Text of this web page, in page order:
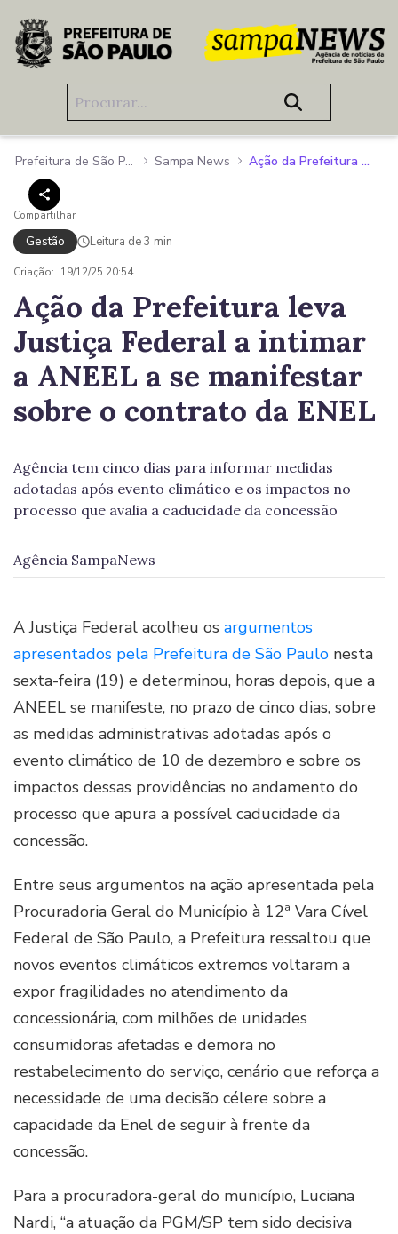
Pular para o Conteúdo principal
Prefeitura de São Paulo Sampa News Ação da Prefeitura leva Justiça Federal a intimar a ANEEL a se manifestar sobre o contrato da ENEL
Compartilhar
Gestão Leitura de 3 min
Criação: 19/12/25 20:54
Ação da Prefeitura leva
Justiça Federal a intimar
a ANEEL a se manifestar
sobre o contrato da ENEL
Agência tem cinco dias para informar medidas
adotadas após evento climático e os impactos no
processo que avalia a caducidade da concessão
Agência SampaNews
A Justiça Federal acolheu os argumentos
apresentados pela Prefeitura de São Paulo nesta
sexta-feira (19) e determinou, horas depois, que a
ANEEL se manifeste, no prazo de cinco dias, sobre
as medidas administrativas adotadas após o
evento climático de 10 de dezembro e sobre os
impactos dessas providências no andamento do
processo que apura a possível caducidade da
concessão.
Entre seus argumentos na ação apresentada pela
Procuradoria Geral do Município à 12ª Vara Cível
Federal de São Paulo, a Prefeitura ressaltou que
novos eventos climáticos extremos voltaram a
expor fragilidades no atendimento da
concessionária, com milhões de unidades
consumidoras afetadas e demora no
restabelecimento do serviço, cenário que reforça a
necessidade de uma decisão célere sobre a
capacidade da Enel de seguir à frente da
concessão.
Para a procuradora-geral do município, Luciana
Nardi, “a atuação da PGM/SP tem sido decisiva